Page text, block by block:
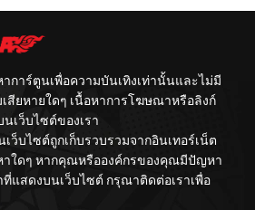
การ์ตูนเพื่อความบันเทิงเท่านั้นและไม่มี
สียหายใดๆ เนื้อหาการโฆษณาหรือลิงก์
เว็บไซต์ของเรา
บไซต์ถูกเก็บรวบรวมจากอินเทอร์เน็ต
าใดๆ หากคุณหรือองค์กรของคุณมีปัญหา
ที่แสดงบนเว็บไซต์ กรุณาติดต่อเราเพื่อ